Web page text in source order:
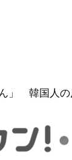
」 韓国人の